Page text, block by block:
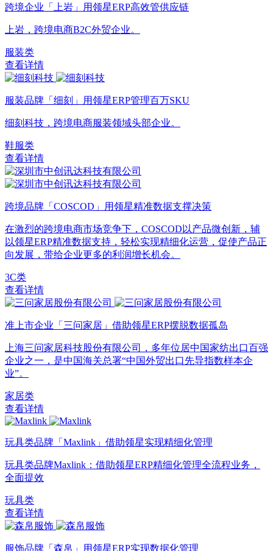
跨境企业「上岩」用领星ERP高效管供应链
上岩，跨境电商B2C外贸企业。
服装类
查看详情
服装品牌「细刻」用领星ERP管理百万SKU
细刻科技，跨境电商服装领域头部企业。
鞋服类
查看详情
跨境品牌「COSCOD」用领星精准数据支撑决策
在激烈的跨境电商市场竞争下，COSCOD以产品微创新，辅
以领星ERP精准数据支持，轻松实现精细化运营，促使产品正
向发展，带给企业更多的利润增长机会。
3C类
查看详情
准上市企业「三问家居」借助领星ERP摆脱数据孤岛
上海三问家居科技股份有限公司，多年位居中国家纺出口百强
企业之一，是中国海关总署“中国外贸出口先导指数样本企
业”。
家居类
查看详情
玩具类品牌「Maxlink」借助领星实现精细化管理
玩具类品牌Maxlink：借助领星ERP精细化管理全流程业务，
全面提效
玩具类
查看详情
服饰品牌「森帛」用领星ERP实现数据化管理